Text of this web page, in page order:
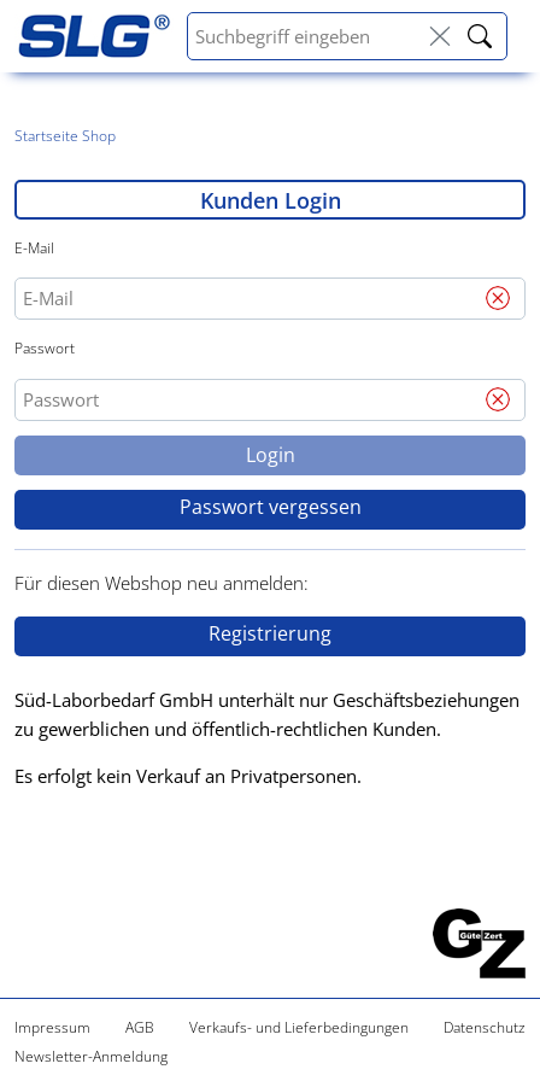
Startseite Shop
Kunden Login
E-Mail
Passwort
Login
Passwort vergessen
Für diesen Webshop neu anmelden:
Registrierung
Süd-Laborbedarf GmbH unterhält nur Geschäftsbeziehungen
zu gewerblichen und öffentlich-rechtlichen Kunden.
Es erfolgt kein Verkauf an Privatpersonen.
Impressum AGB Verkaufs- und Lieferbedingungen
Datenschutz
Newsletter-Anmeldung